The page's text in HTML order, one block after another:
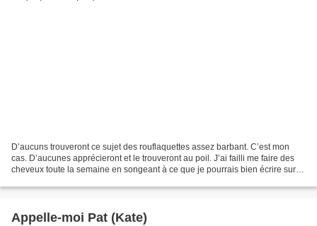
D’aucuns trouveront ce sujet des rouflaquettes assez barbant. C’est mon
cas. D’aucunes apprécieront et le trouveront au poil. J’ai failli me faire des
cheveux toute la semaine en songeant à ce que je pourrais bien écrire sur
Appelle-moi Pat (Kate)